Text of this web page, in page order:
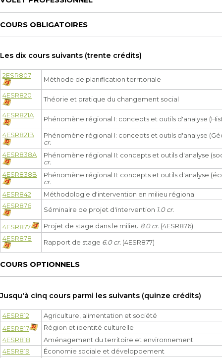
COURS OBLIGATOIRES
Les dix cours suivants (trente crédits)
2ESR807
Méthode de planification territoriale
4ESR820
Théorie et pratique du changement social
4ESR821A
Phénomène régional I: concepts et outils d'analyse
4ESR821B
Phénomène régional I: concepts et outils d'analyse
cr.
4ESR838A
Phénomène régional II: concepts et outils d'analyse
cr.
4ESR838B
Phénomène régional II: concepts et outils d'analyse
cr.
4ESR842
Méthodologie d'intervention en milieu régional
4ESR876
Séminaire de projet d'intervention 1.0 cr.
4ESR877 Projet de stage dans le milieu 8.0 cr. (4ESR876)
4ESR878
Rapport de stage 6.0 cr. (4ESR877)
COURS OPTIONNELS
Jusqu'à cinq cours parmi les suivants (quinze crédits)
4ESR812
Agriculture, alimentation et société
4ESR817
Région et identité culturelle
4ESR818
Aménagement du territoire et environnement
4ESR819
Économie sociale et développement